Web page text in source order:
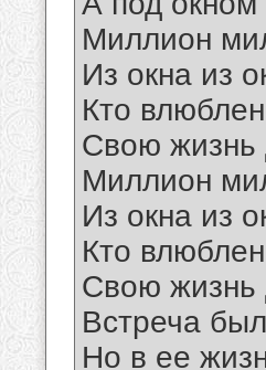
Миллион
Из окна из
Кто
Свою жизнь
Миллион
Из окна из
Кто
Свою жизнь
Встреча
Но в ее